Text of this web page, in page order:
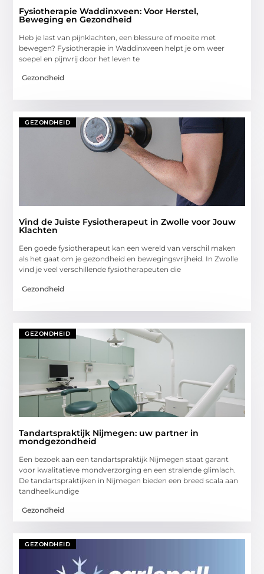
Fysiotherapie Waddinxveen: Voor Herstel,
Beweging en Gezondheid
Heb je last van pijnklachten, een blessure of moeite met
bewegen? Fysiotherapie in Waddinxveen helpt je om weer
soepel en pijnvrij door het leven te
Gezondheid
GEZONDHEID
Vind de Juiste Fysiotherapeut in Zwolle voor Jouw
Klachten
Een goede fysiotherapeut kan een wereld van verschil maken
als het gaat om je gezondheid en bewegingsvrijheid. In Zwolle
vind je veel verschillende fysiotherapeuten die
Gezondheid
GEZONDHEID
Tandartspraktijk Nijmegen: uw partner in
mondgezondheid
Een bezoek aan een tandartspraktijk Nijmegen staat garant
voor kwalitatieve mondverzorging en een stralende glimlach.
De tandartspraktijken in Nijmegen bieden een breed scala aan
tandheelkundige
Gezondheid
GEZONDHEID